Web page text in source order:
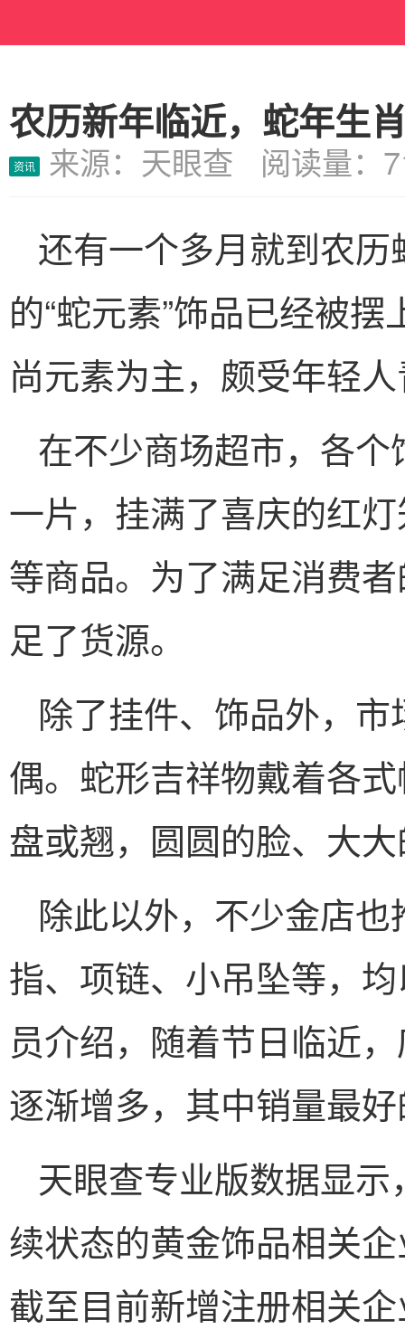
农历新年临近，蛇年生
资讯 来源：天眼查 阅读量：
还有一个多月就到农
的“蛇元素”饰品已经被
尚元素为主，颇受年轻
在不少商场超市，各
一片，挂满了喜庆的红
等商品。为了满足消费
足了货源。
除了挂件、饰品外，
偶。蛇形吉祥物戴着各
盘或翘，圆圆的脸、大
除此以外，不少金店
指、项链、小吊坠等，
员介绍，随着节日临近
逐渐增多，其中销量最
天眼查专业版数据显
续状态的黄金饰品相关
截至目前新增注册相关